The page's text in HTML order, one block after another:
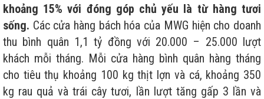
khoảng 15% với đóng góp chủ yếu là từ hàng tươi
sống. Các cửa hàng bách hóa của MWG hiện cho doanh
thu bình quân 1,1 tỷ đồng với 20.000 – 25.000 lượt
khách mỗi tháng. Mỗi cửa hàng bình quân hàng tháng
cho tiêu thụ khoảng 100 kg thịt lợn và cá, khoảng 350
kg rau quả và trái cây tươi, lần lượt tăng gấp 3 lần và